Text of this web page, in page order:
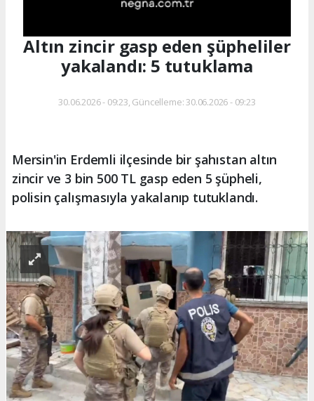
Altın zincir gasp eden şüpheliler
yakalandı: 5 tutuklama
30.06.2026 - 09:23, Güncelleme: 30.06.2026 - 09:23
Mersin'in Erdemli ilçesinde bir şahıstan altın
zincir ve 3 bin 500 TL gasp eden 5 şüpheli,
polisin çalışmasıyla yakalanıp tutuklandı.